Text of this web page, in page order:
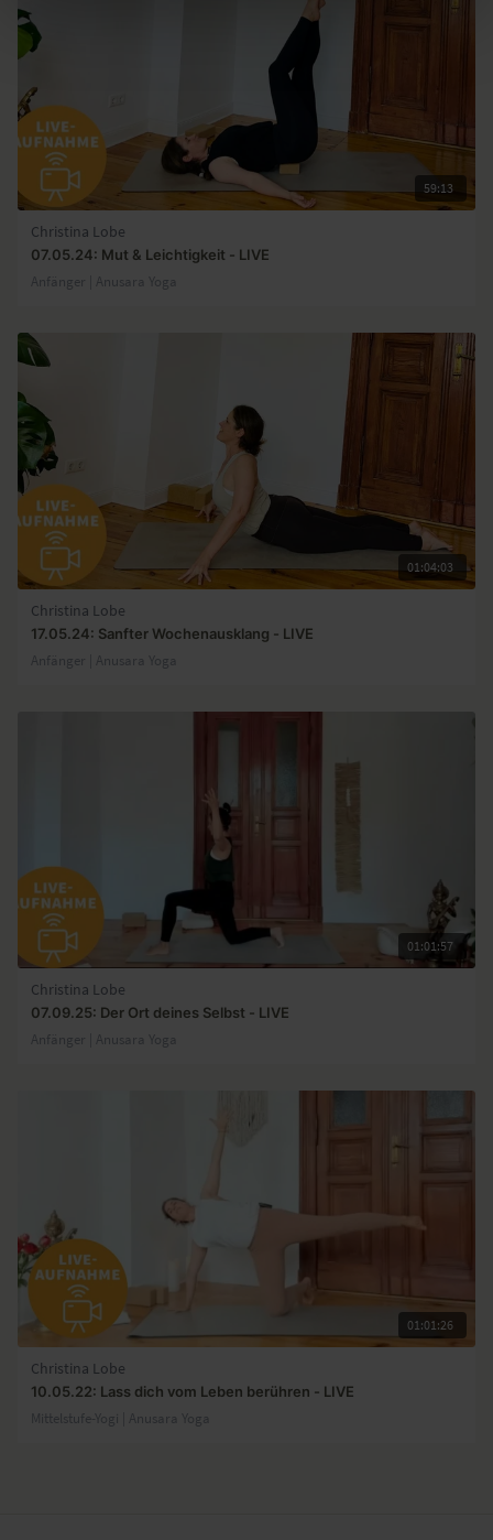
59:13
Christina Lobe
07.05.24: Mut & Leichtigkeit - LIVE
Anfänger | Anusara Yoga
01:04:03
Christina Lobe
17.05.24: Sanfter Wochenausklang - LIVE
Anfänger | Anusara Yoga
01:01:57
Christina Lobe
07.09.25: Der Ort deines Selbst - LIVE
Anfänger | Anusara Yoga
01:01:26
Christina Lobe
10.05.22: Lass dich vom Leben berühren - LIVE
Mittelstufe-Yogi | Anusara Yoga